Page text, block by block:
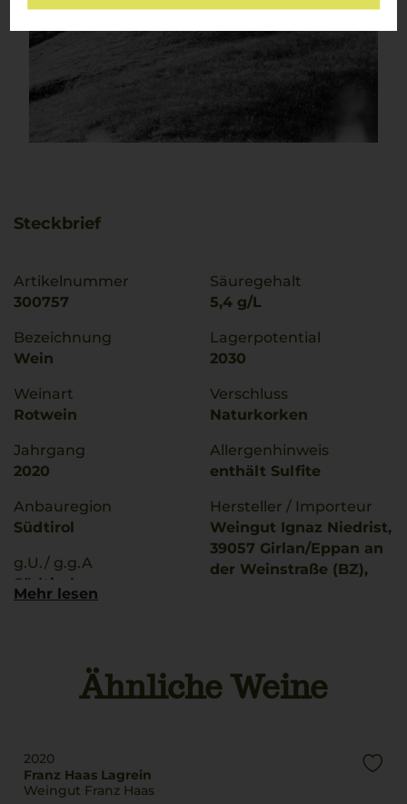
Steckbrief
Artikelnummer
300757
Bezeichnung
Wein
Weinart
Rotwein
Jahrgang
2020
Anbauregion
Südtirol
g.U./ g.g.A
Südtirol
Trinktemperatur
13,5 % Vol.
Restsüße
Säuregehalt
5,4 g/L
Lagerpotential
2030
Verschluss
Naturkorken
Allergenhinweis
enthält Sulfite
Hersteller / Importeur
Weingut Ignaz Niedrist,
39057 Girlan/Eppan an
der Weinstraße (BZ),
Füllmenge
0,75 L
Mehr lesen
Ähnliche Weine
2020
Franz Haas Lagrein
Weingut Franz Haas